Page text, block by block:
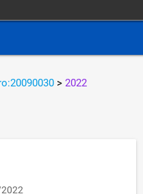
> 2022